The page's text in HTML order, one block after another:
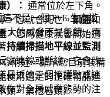
）： 通常位於左下角。
，您就會死亡。飢餓和
，您的健康就會開始迅
附近，顯示您目前裝備
使用選定的正確物品進
頭，鎬挖石頭）。
不是一個 PvE 生存遊
大的威脅不是飢餓，而
持續掃描地平線並監測
家連線或斷線，它會改
最近的三個掩護點或逃
你對全局威脅態勢的注